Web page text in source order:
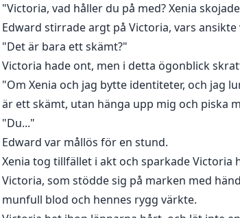
"Victoria, vad håller du på med? Xenia
Edward stirrade argt på Victoria, vars
"Det är bara ett skämt?"
Victoria hade ont, men i detta ögonblick
"Om Xenia och jag bytte identiteter, och jag
är ett skämt, utan hänga upp mig och piska
"Du..."
Edward var mållös för en stund.
Xenia tog tillfället i akt och sparkade Victoria
Victoria, som stödde sig på marken med
munfull blod och hennes rygg värkte.